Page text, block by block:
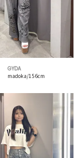
GYDA
madoka/156cm